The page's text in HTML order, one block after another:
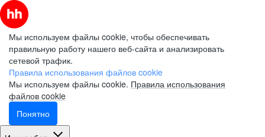
Мы используем файлы cookie, чтобы обеспечивать
правильную работу нашего веб-сайта и анализировать
сетевой трафик.
Правила использования файлов cookie
Мы используем файлы cookie. Правила использования
файлов cookie
Понятно